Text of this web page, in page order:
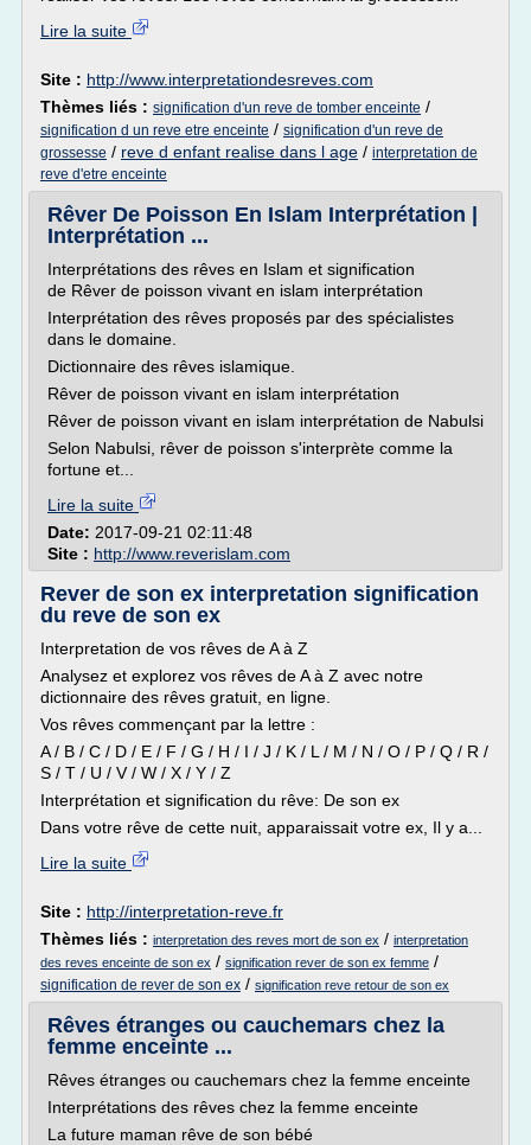
Lire la suite
Site : http://www.interpretationdesreves.com
Thèmes liés : signification d'un reve de tomber enceinte /
signification d un reve etre enceinte / signification d'un reve de
grossesse / reve d enfant realise dans l age / interpretation de
reve d'etre enceinte
Rêver De Poisson En Islam Interprétation |
Interprétation ...
Interprétations des rêves en Islam et signification
de Rêver de poisson vivant en islam interprétation
Interprétation des rêves proposés par des spécialistes
dans le domaine.
Dictionnaire des rêves islamique.
Rêver de poisson vivant en islam interprétation
Rêver de poisson vivant en islam interprétation de Nabulsi
Selon Nabulsi, rêver de poisson s'interprète comme la
fortune et...
Lire la suite
Date: 2017-09-21 02:11:48
Site : http://www.reverislam.com
Rever de son ex interpretation signification
du reve de son ex
Interpretation de vos rêves de A à Z
Analysez et explorez vos rêves de A à Z avec notre
dictionnaire des rêves gratuit, en ligne.
Vos rêves commençant par la lettre :
A / B / C / D / E / F / G / H / I / J / K / L / M / N / O / P / Q / R /
S / T / U / V / W / X / Y / Z
Interprétation et signification du rêve: De son ex
Dans votre rêve de cette nuit, apparaissait votre ex, Il y a...
Lire la suite
Site : http://interpretation-reve.fr
Thèmes liés : interpretation des reves mort de son ex / interpretation
des reves enceinte de son ex / signification rever de son ex femme /
signification de rever de son ex / signification reve retour de son ex
Rêves étranges ou cauchemars chez la
femme enceinte ...
Rêves étranges ou cauchemars chez la femme enceinte
Interprétations des rêves chez la femme enceinte
La future maman rêve de son bébé